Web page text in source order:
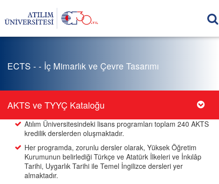
ECTS - - İç Mimarlık ve Çevre Tasarımı
AKTS ve TYYÇ Kataloğu
Atılım Üniversitesindeki lisans programları toplam 240 AKTS
kredilik derslerden oluşmaktadır.
Her programda, zorunlu dersler olarak, Yüksek Öğretim
Kurumunun belirlediği Türkçe ve Atatürk İlkeleri ve İnkılâp
Tarihi, Uygarlık Tarihi ile Temel İngilizce dersleri yer
almaktadır.